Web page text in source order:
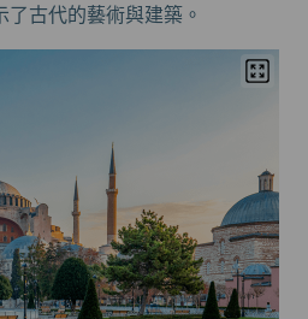
古代的藝術與建築。